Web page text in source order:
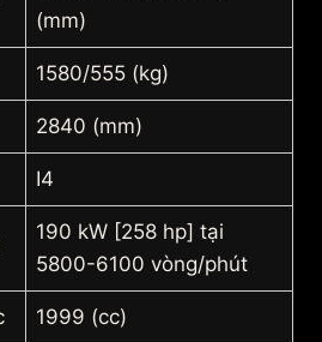
(mm)
1580/555 (kg)
2840 (mm)
I4
190 kW [258 hp] tại
5800-6100 vòng/phút
1999 (cc)